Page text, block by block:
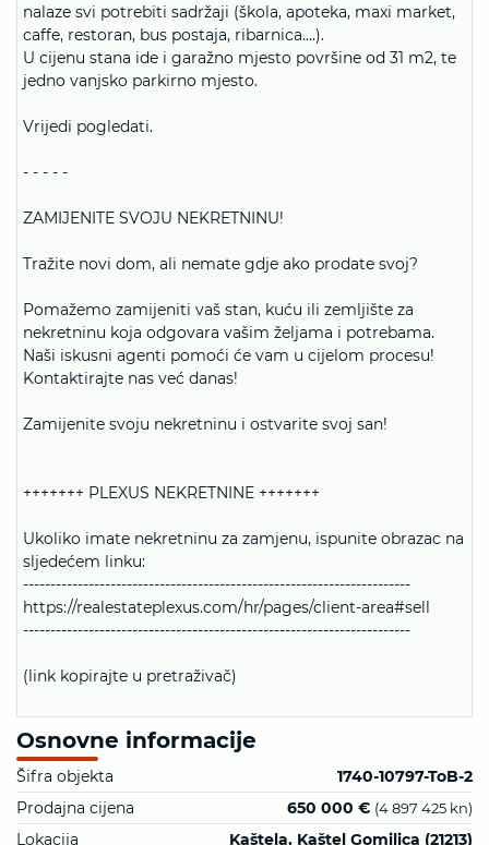
nalaze svi potrebiti sadržaji (škola, apoteka, maxi market,
caffe, restoran, bus postaja, ribarnica....).
U cijenu stana ide i garažno mjesto površine od 31 m2, te
jedno vanjsko parkirno mjesto.
Vrijedi pogledati.
- - - - -
ZAMIJENITE SVOJU NEKRETNINU!
Tražite novi dom, ali nemate gdje ako prodate svoj?
Pomažemo zamijeniti vaš stan, kuću ili zemljište za
nekretninu koja odgovara vašim željama i potrebama.
Naši iskusni agenti pomoći će vam u cijelom procesu!
Kontaktirajte nas već danas!
Zamijenite svoju nekretninu i ostvarite svoj san!
+++++++ PLEXUS NEKRETNINE +++++++
Ukoliko imate nekretninu za zamjenu, ispunite obrazac na
sljedećem linku:
-----------------------------------------------------------------------
https://realestateplexus.com/hr/pages/client-area#sell
-----------------------------------------------------------------------
(link kopirajte u pretraživač)
Osnovne informacije
Šifra objekta
1740-10797-ToB-2
Prodajna cijena
650 000 € (4 897 425 kn)
Lokacija
Kaštela, Kaštel Gomilica (21213)